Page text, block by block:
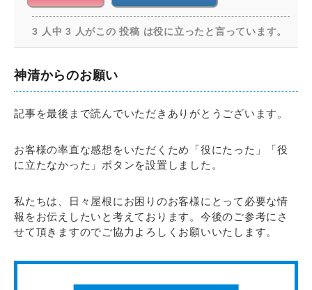
3 人中 3 人がこの 投稿 は役に立ったと言っています。
神清からのお願い
記事を最後まで読んでいただきありがとうございます。
お客様の率直な感想をいただくため「役にたった」「役
に立たなかった」ボタンを設置しました。
私たちは、日々屋根にお困りのお客様にとって必要な情
報をお伝えしたいと考えております。今後のご参考にさ
せて頂きますのでご協力よろしくお願いいたします。